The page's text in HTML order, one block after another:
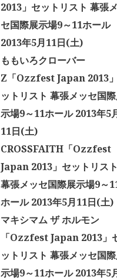
2013」セットリスト 幕張
セ国際展示場9～11ホール
2013年5月11日(土)
ももいろクローバー
Z「Ozzfest Japan 2013
ットリスト 幕張メッセ国
示場9～11ホール 2013年5
11日(土)
CROSSFAITH「Ozzfest
Japan 2013」セットリスト
幕張メッセ国際展示場9～
ホール 2013年5月11日(土)
マキシマム ザ ホルモン
「Ozzfest Japan 2013」
ットリスト 幕張メッセ国
示場9～11ホール 2013年5